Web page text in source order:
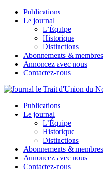
Publications
Le journal
L’Équipe
Historique
Distinctions
Abonnements & membres
Annoncez avec nous
Contactez-nous
Publications
Le journal
L’Équipe
Historique
Distinctions
Abonnements & membres
Annoncez avec nous
Contactez-nous